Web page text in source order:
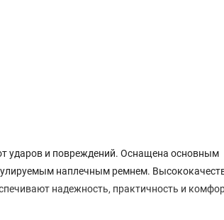
ударов и повреждений. Оснащена основным
наплечным ремнем.
надежность, практичность и